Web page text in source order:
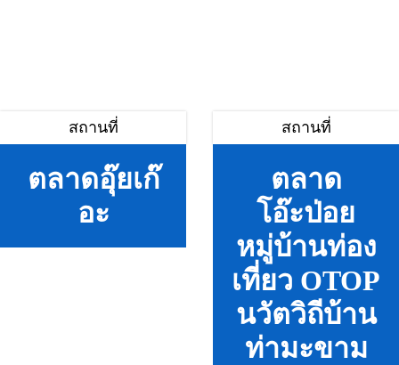
สถานที่
ตลาดอุ๊ยเก๊
อะ
สถานที่
ตลาด
โอ๊ะป่อย
หมู่บ้านท่อง
เที่ยว OTOP
นวัตวิถีบ้าน
ท่ามะขาม